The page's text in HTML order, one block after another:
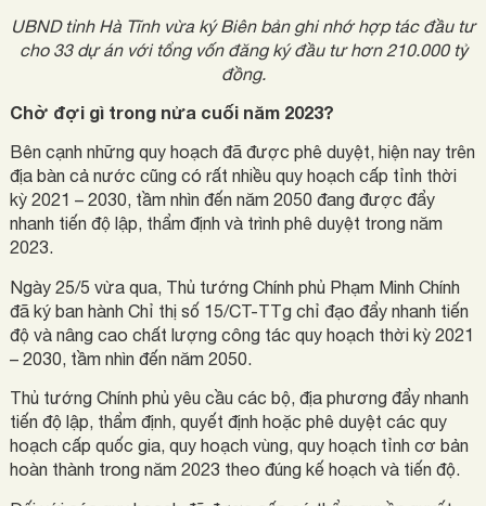
UBND tỉnh Hà Tĩnh vừa ký Biên bản ghi nhớ hợp tác đầu tư
cho 33 dự án với tổng vốn đăng ký đầu tư hơn 210.000 tỷ
đồng.
Chờ đợi gì trong nửa cuối năm 2023?
Bên cạnh những quy hoạch đã được phê duyệt, hiện nay trên
địa bàn cả nước cũng có rất nhiều quy hoạch cấp tỉnh thời
kỳ 2021 – 2030, tầm nhìn đến năm 2050 đang được đẩy
nhanh tiến độ lập, thẩm định và trình phê duyệt trong năm
2023.
Ngày 25/5 vừa qua, Thủ tướng Chính phủ Phạm Minh Chính
đã ký ban hành Chỉ thị số 15/CT-TTg chỉ đạo đẩy nhanh tiến
độ và nâng cao chất lượng công tác quy hoạch thời kỳ 2021
– 2030, tầm nhìn đến năm 2050.
Thủ tướng Chính phủ yêu cầu các bộ, địa phương đẩy nhanh
tiến độ lập, thẩm định, quyết định hoặc phê duyệt các quy
hoạch cấp quốc gia, quy hoạch vùng, quy hoạch tỉnh cơ bản
hoàn thành trong năm 2023 theo đúng kế hoạch và tiến độ.